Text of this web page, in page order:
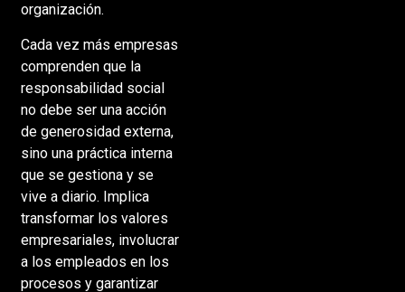
organización.
Cada vez más empresas
comprenden que la
responsabilidad social
no debe ser una acción
de generosidad externa,
sino una práctica interna
que se gestiona y se
vive a diario. Implica
transformar los valores
empresariales, involucrar
a los empleados en los
procesos y garantizar